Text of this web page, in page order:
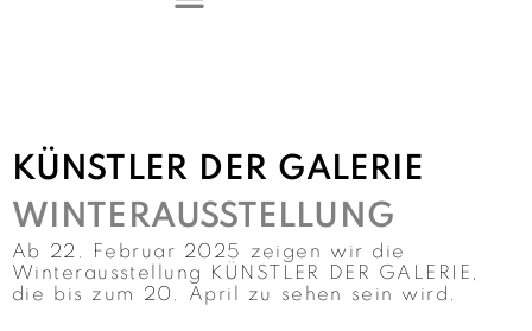
KÜNSTLER DER GALERIE
Ab 22. Februar 2025 zeigen wir die
Winterausstellung KÜNSTLER DER GALERIE,
die bis zum 20. April zu sehen sein wird.
WINTERAUSSTELLUNG